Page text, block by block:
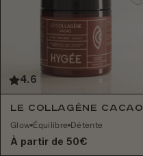
4.6
Le Collagène Cacao
Glow Équilibre Détente
À partir de 50€